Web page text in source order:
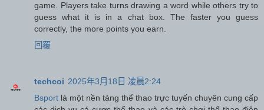
game. Players take turns drawing a word while others try to
guess what it is in a chat box. The faster you guess
correctly, the more points you earn.
回覆
techcoi 2025年3月18日 凌晨2:24
Bsport là một nền tảng thể thao trực tuyến chuyên cung cấp